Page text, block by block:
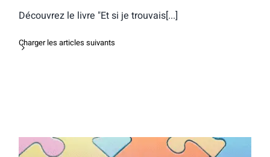
Découvrez le livre "Et si je trouvais[...]
Charger les articles suivants